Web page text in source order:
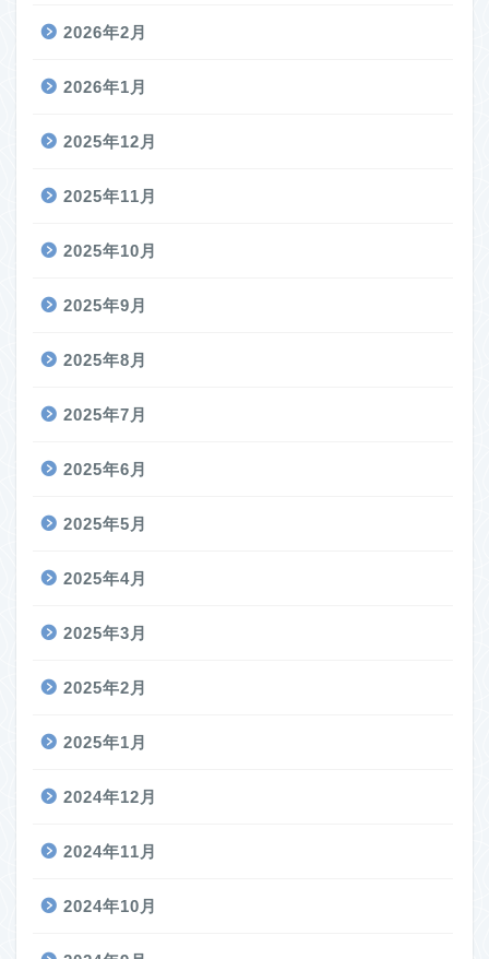
2026年2月
2026年1月
2025年12月
2025年11月
2025年10月
2025年9月
2025年8月
2025年7月
2025年6月
2025年5月
2025年4月
2025年3月
2025年2月
2025年1月
2024年12月
2024年11月
2024年10月